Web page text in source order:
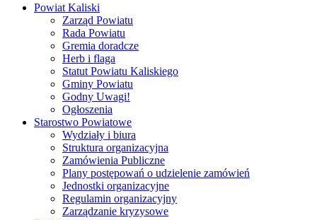
Powiat Kaliski
Zarząd Powiatu
Rada Powiatu
Gremia doradcze
Herb i flaga
Statut Powiatu Kaliskiego
Gminy Powiatu
Godny Uwagi!
Ogłoszenia
Starostwo Powiatowe
Wydziały i biura
Struktura organizacyjna
Zamówienia Publiczne
Plany postępowań o udzielenie zamówień
Jednostki organizacyjne
Regulamin organizacyjny
Zarządzanie kryzysowe